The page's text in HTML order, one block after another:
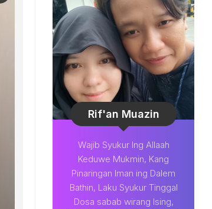
Rif'an Muazin
Wajib Syukur Ing Allaah
Keduwe Mukmin, Kang
Pinaringan Iman ing Dalem
Bathin, Laku Syukur Tinggal
Dosa sabab wirang Ising,